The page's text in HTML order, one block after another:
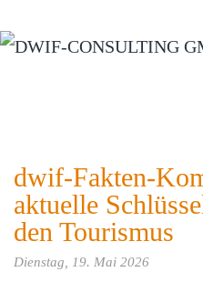
Zum Hauptinhalt springen
dwif-Fakten-
aktuelle
den Tourismus
Dienstag, 19. Mai 2026